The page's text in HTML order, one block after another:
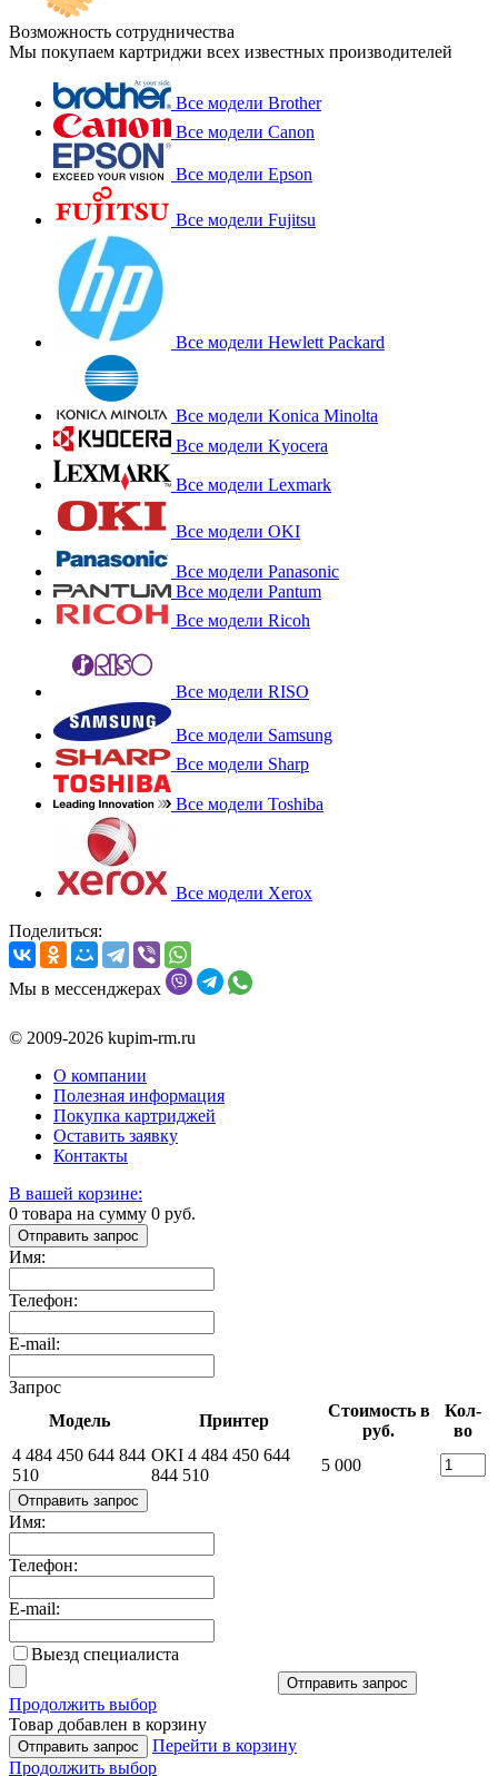
Возможность сотрудничества
Мы покупаем картриджи всех известных производителей
Все модели Brother
Все модели Canon
Все модели Epson
Все модели Fujitsu
Все модели Hewlett Packard
Все модели Konica Minolta
Все модели Kyocera
Все модели Lexmark
Все модели OKI
Все модели Panasonic
Все модели Pantum
Все модели Ricoh
Все модели RISO
Все модели Samsung
Все модели Sharp
Все модели Toshiba
Все модели Xerox
Поделиться:
Мы в мессенджерах
© 2009-2026 kupim-rm.ru
О компании
Полезная информация
Покупка картриджей
Оставить заявку
Контакты
В вашей корзине:
0 товара на сумму 0 руб.
Отправить запрос
Имя:
Телефон:
E-mail:
Запрос
Модель
Принтер
Стоимость в
руб.
Кол-
во
4 484 450 644 844
510
OKI 4 484 450 644
844 510
5 000
Отправить запрос
Имя:
Телефон:
E-mail:
Выезд специалиста
Отправить запрос
Продолжить выбор
Товар добавлен в корзину
Отправить запрос
Перейти в корзину
Продолжить выбор